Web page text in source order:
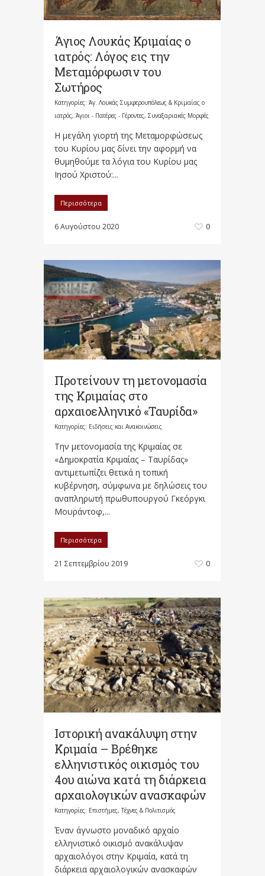
Άγιος Λουκάς Κριμαίας ο
ιατρός: Λόγος εις την
Μεταμόρφωσιν του
Σωτήρος
Κατηγορίες: Άγ. Λουκάς Συμφερουπόλεως & Κριμαίας ο
ιατρός, Άγιοι - Πατέρες - Γέροντες, Συναξαριακές Μορφές
Η μεγάλη γιορτή της Μεταμορφώσεως
του Κυρίου μας δίνει την αφορμή να
θυμηθούμε τα λόγια του Κυ­ρίου μας
Ιησού Χριστού:...
Περισσότερα
6 Αυγούστου 2020 0
Προτείνουν τη μετονομασία
της Κριμαίας στο
αρχαιοελληνικό «Ταυρίδα»
Κατηγορίες: Ειδήσεις και Ανακοινώσεις
Την μετονομασία της Κριμαίας σε
«Δημοκρατία Κριμαίας – Ταυρίδας»
αντιμετωπίζει θετικά η τοπική
κυβέρνηση, σύμφωνα με δηλώσεις του
αναπληρωτή πρωθυπουργού Γκεόργκι
Μουράντοφ,...
Περισσότερα
21 Σεπτεμβρίου 2019 0
Ιστορική ανακάλυψη στην
Κριμαία – Βρέθηκε
ελληνιστικός οικισμός του
4ου αιώνα κατά τη διάρκεια
αρχαιολογικών ανασκαφών
Κατηγορίες: Επιστήμες, Τέχνες & Πολιτισμός
Έναν άγνωστο μοναδικό αρχαίο
ελληνιστικό οικισμό ανακάλυψαν
αρχαιολόγοι στην Κριμαία, κατά τη
διάρκεια αρχαιολογικών ανασκαφών